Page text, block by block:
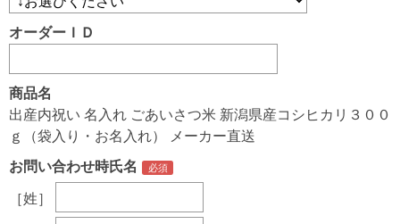
オーダーＩＤ
商品名
出産内祝い 名入れ ごあいさつ米 新潟県産コシヒカリ３００
ｇ（袋入り・お名入れ） メーカー直送
お問い合わせ時氏名
［姓］